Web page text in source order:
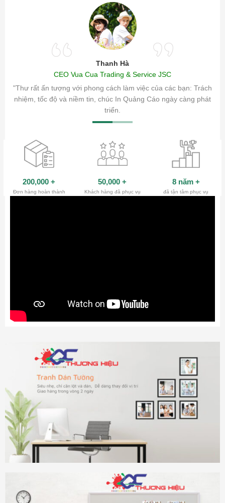
Thanh Hà
CEO Vua Cua Trading & Service JSC
"Thư rất ấn tượng với phong cách làm việc của các bạn: Trách
nhiệm, tốc độ và niềm tin, chúc In Quảng Cáo ngày càng phát
triển.
sóc
200,000 +
Đơn hàng hoàn thành
50,000 +
Khách hàng đã phục vụ
8 năm +
đã tận tâm phục vụ